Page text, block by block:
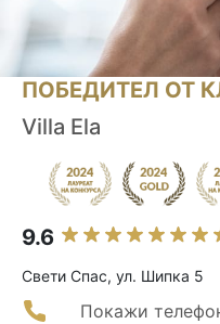
ПОБЕДИТЕЛ ОТ
Villa Ela
9.6
Свети Спас, ул. Шипка 5
Покажи